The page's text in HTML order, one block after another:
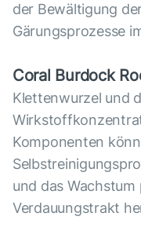
der Bewältigung
Gärungsprozesse
Coral Burdock
Klettenwurzel und
Komponenten
und das
Verdauungstrakt